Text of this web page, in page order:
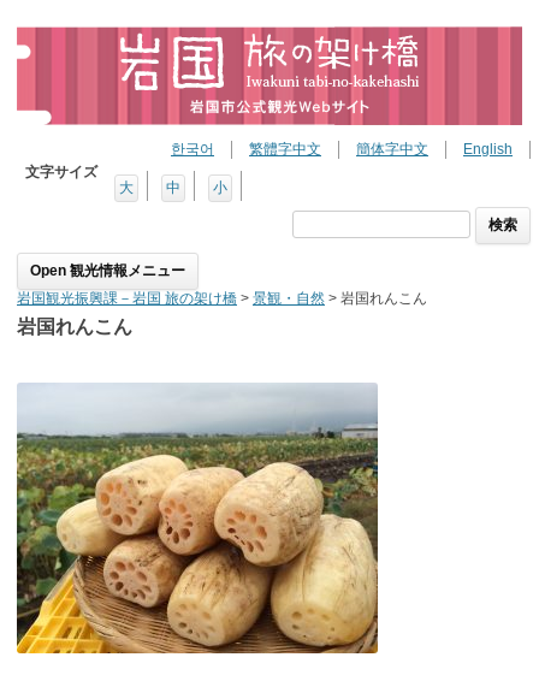
English
簡体字中文
繁體字中文
한국어
文字サイズ
小
中
大
検
Skip to content
岩国観光振興課－岩国 旅の架け橋 > 景観・自然 > 岩国れんこん
岩国れんこん